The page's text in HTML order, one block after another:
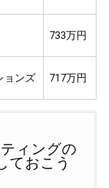
733万円
ョンズ 717万円
ィングの
ておこう